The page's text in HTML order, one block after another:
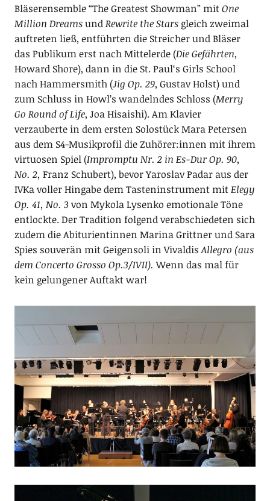
Bläserensemble “The Greatest Showman” mitOne
Million DreamsundRewrite the Starsgleich zweimal
auftreten ließ, entführten die Streicher und Bläser
das Publikum erst nach Mittelerde (Die Gefährten,
Howard Shore), dann in die St. Paul‘s Girls School
nach Hammersmith (Jig Op. 29, Gustav Holst) und
zum Schluss in Howl’s wandelndes Schloss (Merry
Go Round of Life, Joa Hisaishi). Am Klavier
verzauberte in dem ersten Solostück Mara Petersen
aus dem S4-Musikprofil die Zuhörer:innen mit ihrem
virtuosen Spiel (Impromptu Nr. 2 in Es-Dur Op. 90,
No. 2, Franz Schubert), bevor Yaroslav Padar aus der
IVKa voller Hingabe dem Tasteninstrument mitElegy
Op. 41, No. 3 von Mykola Lysenko emotionale Töne
entlockte. Der Tradition folgend verabschiedeten sich
zudem die Abiturientinnen Marina Grittner und Sara
Spies souverän mit Geigensoli in VivaldisAllegro (aus
dem Concerto Grosso Op.3/IVII). Wenn das mal für
kein gelungener Auftakt war!